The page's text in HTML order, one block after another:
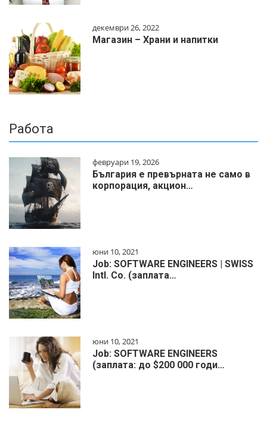
декември 26, 2022
Магазин – Храни и напитки
Работа
февруари 19, 2026
България е превърната не само в
корпорация, акцион…
юни 10, 2021
Job: SOFTWARE ENGINEERS | SWISS
Intl. Co. (заплата…
юни 10, 2021
Job: SOFTWARE ENGINEERS
(заплата: до $200 000 годи…